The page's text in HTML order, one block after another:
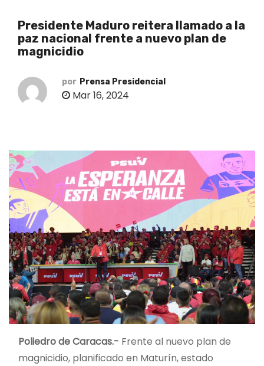
Presidente Maduro reitera llamado a la
paz nacional frente a nuevo plan de
magnicidio
por Prensa Presidencial
Mar 16, 2024
Poliedro de Caracas.- Frente al nuevo plan de
magnicidio, planificado en Maturín, estado